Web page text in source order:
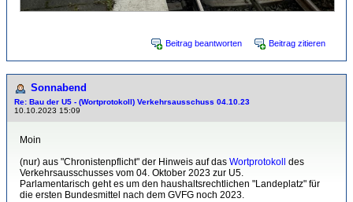
Beitrag beantworten Beitrag zitieren
Sonnabend
Re: Bau der U5 - (Wortprotokoll) Verkehrsausschuss 04.10.23
10.10.2023 15:09
Moin
(nur) aus "Chronistenpflicht" der Hinweis auf das Wortprotokoll
des
Verkehrsausschusses vom 04. Oktober 2023 zur U5.
Parlamentarisch geht es um den haushaltsrechtlichen "Landeplatz" für
die ersten Bundesmittel nach dem GVFG noch 2023.